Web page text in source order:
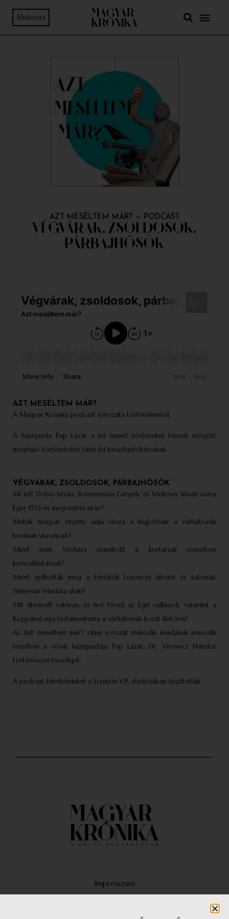
Előfizetés
AZT MESÉLTEM MÁR? — PODCAST
VÉGVÁRAK, ZSOLDOSOK,
PÁRBAJHŐSÖK
AZT MESÉLTEM MÁR?
A Magyar Krónika podcast sorozata történelemről.
A házigazda Pap Lázár a jól ismert történelmi tények mögött
megbújó történeteket tárja fel beszélgetőtársaival.
VÉGVÁRAK, ZSOLDOSOK, PÁRBAJHŐSÖK
Mi lett Dobó István, Bornemissza Gergely és Mekcsey István sorsa
Eger 1552-es megvédése után?
Melyik magyar regény adja vissza a legjobban a várháborúk
korának viszonyait?
Miért nem Mohács számított a kortársak szemében
korszakhatárnak?
Miért gyilkolták meg a törökök Losonczy Istvánt és katonáit
Temesvár feladása után?
Mit ábrázolt valósan, és hol téved az Egri csillagok, valamint a
Koppányi aga testamentuma a várháborúk korát illetően?
Az Azt meséltem már? című sorozat második évadának második
részében a rovat házigazdája Pap Lázár, Dr. Virovecz Nándor
történésszel beszélget.
A podcast felvételeinket a Scruton V.P. stúdiójában készítettük.
Impresszum